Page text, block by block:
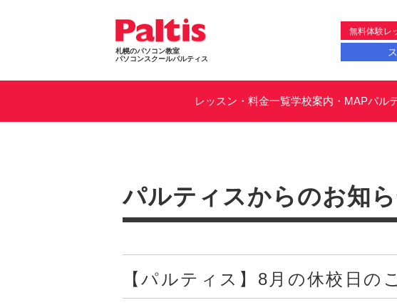
札幌のパソコン教室
パソコンスクールパルティス
無料体験レ
レッスン・料金一覧学校案内・MAPパル
パルティスからのお知
【パルティス】8月の休校日の